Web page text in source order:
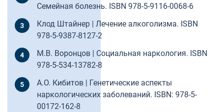
Семейная болезнь. ISBN 978-5-9116-0068-6
Клод Штайнер | Лечение алкоголизма. ISBN
978-5-9387-8127-2
М.В. Воронцов | Социальная наркология. ISBN
978-5-534-13782-8
А.О. Кибитов | Генетические аспекты
наркологических заболеваний. ISBN: 978-5-
00172-162-8